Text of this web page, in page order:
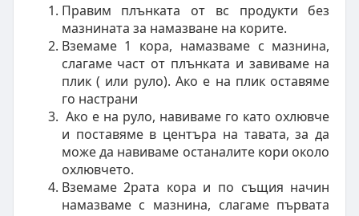
Правим плънката от вс продукти без
мазнината за намазване на корите.
Вземаме 1 кора, намазваме с мазнина,
слагаме част от плънката и завиваме на
плик ( или руло). Ако е на плик оставяме
го настрани
Ако е на руло, навиваме го като охлювче
и поставяме в центъра на тавата, за да
може да навиваме останалите кори около
охлювчето.
Вземаме 2рата кора и по същия начин
намазваме с мазнина, слагаме първата